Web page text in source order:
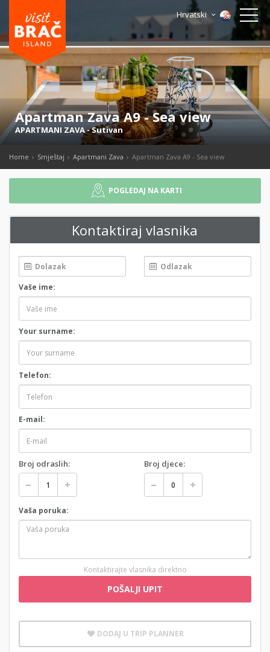
Hrvatski
Apartman Zava A9 - Sea view
APARTMANI ZAVA-Sutivan
Home Smještaj Apartmani Zava Apartman Zava A9 - Sea view
POGLEDAJ NA KARTI
Kontaktiraj vlasnika
Vaše ime:
Your surname:
Telefon:
E-mail:
Broj odraslih: Broj djece:
Vaša poruka:
Kontaktirajte vlasnika direktno
POŠALJI UPIT
DODAJ U TRIP PLANNER